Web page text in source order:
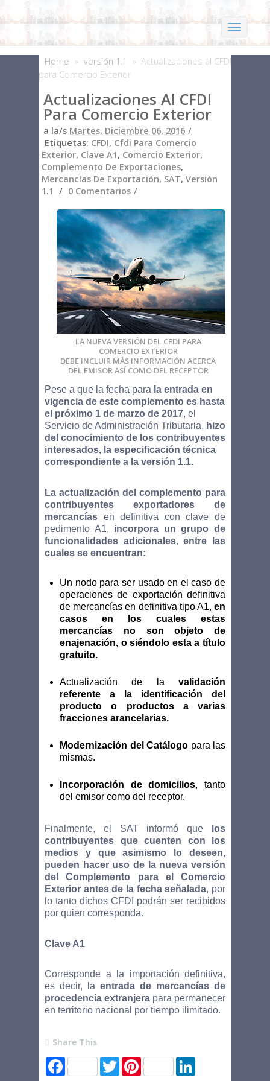
Home » versión 1.1 » Actualizaciones al CFDI
para Comercio Exterior
Actualizaciones Al CFDI
Para Comercio Exterior
a la/s Martes, Diciembre 06, 2016
Etiquetas: CFDI, Cfdi Para Comercio
Exterior, Clave A1, Comercio Exterior,
Complemento De Exportaciones,
Mercancías De Exportación, SAT, Versión
1.1
0 Comentarios
LA NUEVA VERSIÓN DEL CFDI PARA
COMERCIO EXTERIOR
DEBE INCLUIR MÁS INFORMACIÓN ACERCA
DEL EMISOR ASÍ COMO DEL RECEPTOR
Pese a que la fecha para la entrada en
vigencia de este complemento es hasta
el próximo 1 de marzo de 2017, el
Servicio de Administración Tributaria, hizo
del conocimiento de los contribuyentes
interesados, la especificación técnica
correspondiente a la versión 1.1.
La actualización del complemento para
contribuyentes exportadores de
mercancías en definitiva con clave de
pedimento A1, incorpora un grupo de
funcionalidades adicionales, entre las
cuales se encuentran:
Un nodo para ser usado en el caso de
operaciones de exportación definitiva
de mercancías en definitiva tipo A1, en
casos en los cuales estas
mercancías no son objeto de
enajenación, o siéndolo esta a título
gratuito.
Actualización de la validación
referente a la identificación del
producto o productos a varias
fracciones arancelarias.
Modernización del Catálogo para las
mismas.
Incorporación de domicilios, tanto
del emisor como del receptor.
Finalmente, el SAT informó que
los
contribuyentes que cuenten con los
medios y que asimismo lo deseen,
pueden hacer uso de la nueva versión
del Complemento para el Comercio
Exterior antes de la fecha señalada, por
lo tanto dichos CFDI podrán ser recibidos
por quien corresponda.
Clave A1
Corresponde a la importación definitiva,
es decir, la entrada de mercancías de
procedencia extranjera para permanecer
en territorio nacional por tiempo ilimitado.
Share This
F
a
T
w
P
i